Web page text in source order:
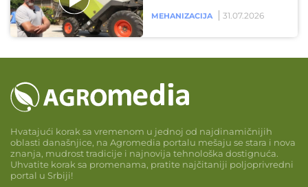
MEHANIZACIJA 31.07.2026
Hvatajući korak sa vremenom u jednoj od najdinamičnijih
oblasti današnjice, na Agromedia portalu mešaju se stara i nova
znanja, mudrost tradicije i najnovija tehnološka dostignuća.
Uhvatite korak sa promenama, pratite najčitaniji poljoprivredni
portal u Srbiji!